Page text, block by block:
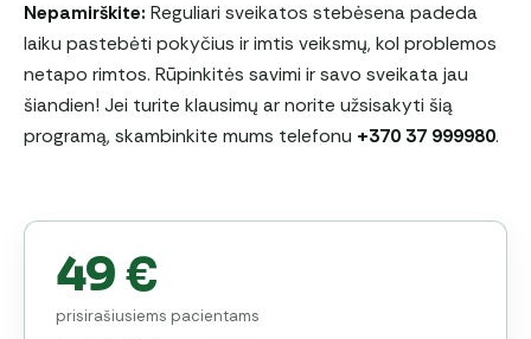
Nepamirškite: Reguliari sveikatos stebėsena padeda
laiku pastebėti pokyčius ir imtis veiksmų, kol problemos
netapo rimtos. Rūpinkitės savimi ir savo sveikata jau
šiandien! Jei turite klausimų ar norite užsisakyti šią
programą, skambinkite mums telefonu +370 37 999980.
49 €
prisirašiusiems pacientams